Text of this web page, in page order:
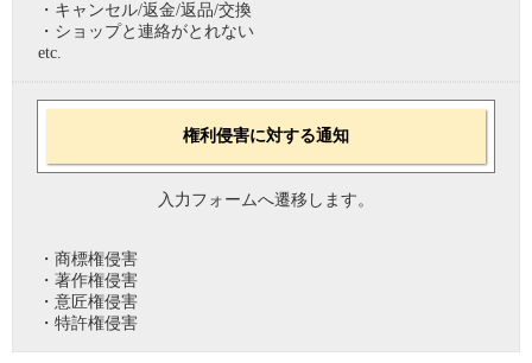
・キャンセル/返金/返品/交換
・ショップと連絡がとれない
etc.
権利侵害に対する通知
入力フォームへ遷移します。
・商標権侵害
・著作権侵害
・意匠権侵害
・特許権侵害